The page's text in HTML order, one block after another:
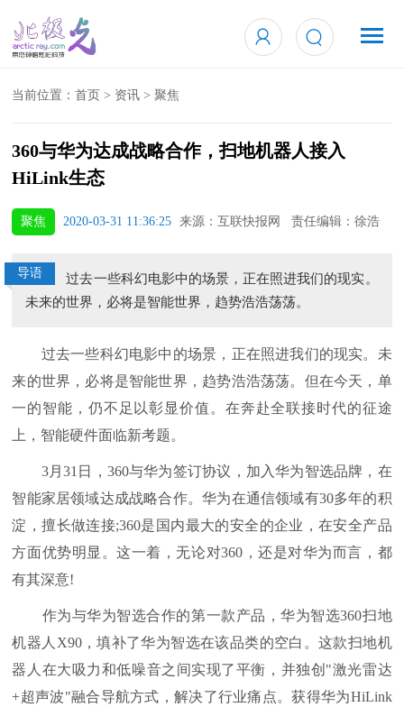
当前位置：首页 > 资讯 >聚焦
360与华为达成战略合作，扫地机器人接入
HiLink生态
聚焦 2020-03-31 11:36:25 来源：互联快报网 责任编辑：徐浩
导语
过去一些科幻电影中的场景，正在照进我们的现实。
未来的世界，必将是智能世界，趋势浩浩荡荡。
过去一些科幻电影中的场景，正在照进我们的现实。未
来的世界，必将是智能世界，趋势浩浩荡荡。但在今天，单
一的智能，仍不足以彰显价值。在奔赴全联接时代的征途
上，智能硬件面临新考题。
3月31日，360与华为签订协议，加入华为智选品牌，在
智能家居领域达成战略合作。华为在通信领域有30多年的积
淀，擅长做连接;360是国内最大的安全的企业，在安全产品
方面优势明显。这一着，无论对360，还是对华为而言，都
有其深意!
作为与华为智选合作的第一款产品，华为智选360扫地
机器人X90，填补了华为智选在该品类的空白。这款扫地机
器人在大吸力和低噪音之间实现了平衡，并独创"激光雷达
+超声波"融合导航方式，解决了行业痛点。获得华为HiLink